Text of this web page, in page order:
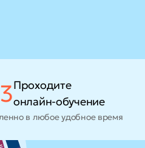
Проходите
онлайн-обучение
в любое удобное время